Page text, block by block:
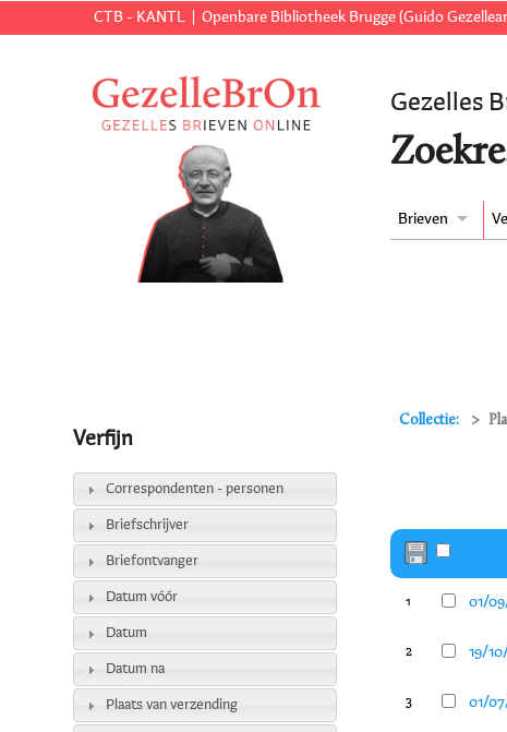
CTB - KANTL Openbare Bibliotheek Brugge (Guido
Gezelles
Brieven
Collectie:
1 01/
2 19/
3 01/
Verfijn
Correspondenten - personen
Briefschrijver
Briefontvanger
Datum vóór
Datum
Datum na
Plaats van verzending